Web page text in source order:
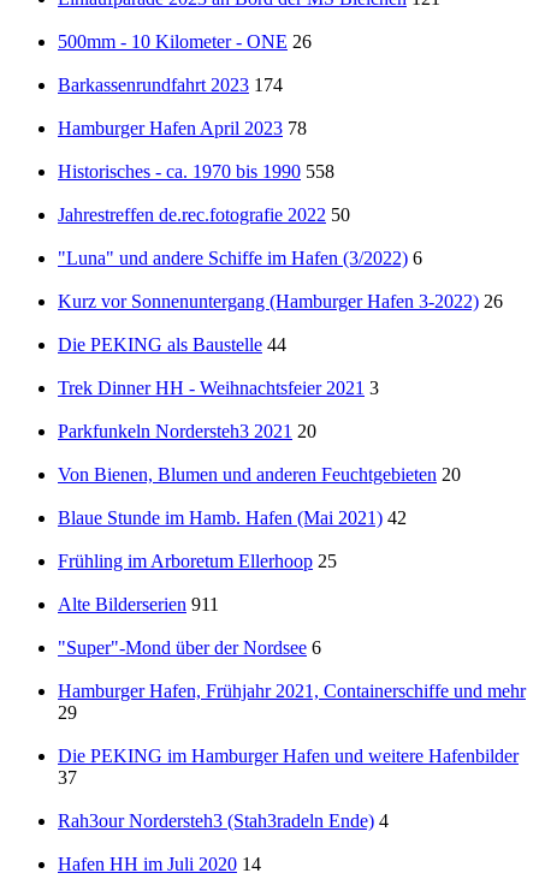
500mm - 10 Kilometer - ONE 26
Barkassenrundfahrt 2023 174
Hamburger Hafen April 2023 78
Historisches - ca. 1970 bis 1990 558
Jahrestreffen de.rec.fotografie 2022 50
"Luna" und andere Schiffe im Hafen (3/2022) 6
Kurz vor Sonnenuntergang (Hamburger Hafen 3-2022) 26
Die PEKING als Baustelle 44
Trek Dinner HH - Weihnachtsfeier 2021 3
Parkfunkeln Nordersteh3 2021 20
Von Bienen, Blumen und anderen Feuchtgebieten 20
Blaue Stunde im Hamb. Hafen (Mai 2021) 42
Frühling im Arboretum Ellerhoop 25
Alte Bilderserien 911
"Super"-Mond über der Nordsee 6
Hamburger Hafen, Frühjahr 2021, Containerschiffe und mehr
29
Die PEKING im Hamburger Hafen und weitere Hafenbilder
37
Rah3our Nordersteh3 (Stah3radeln Ende) 4
Hafen HH im Juli 2020 14